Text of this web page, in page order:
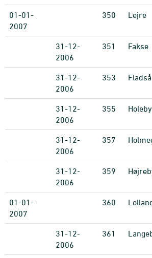
01-01-
2007
350 Lejre
31-12-
2006
351 Fakse
31-12-
2006
353 Fladså
31-12-
2006
355 Holeby
31-12-
2006
357
31-12-
2006
359
01-01-
2007
360
31-12-
2006
361